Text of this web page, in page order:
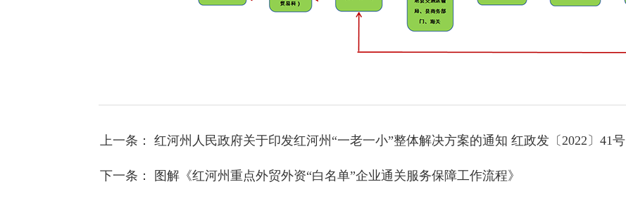
上一条： 红河州人民政府关于印发红河州“一老一小”整体解决方案的通知 红政发〔2022〕41号
下一条： 图解《红河州重点外贸外资“白名单”企业通关服务保障工作流程》